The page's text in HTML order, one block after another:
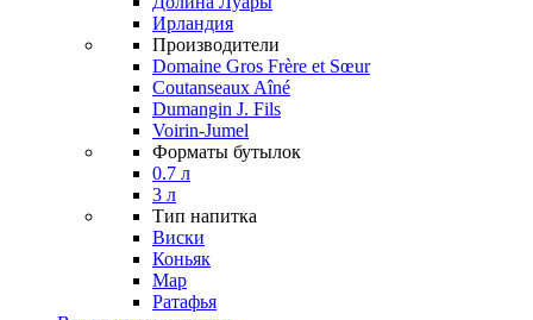
Ирландия
Производители
Domaine Gros Frère et Sœur
Coutanseaux Aîné
Dumangin J. Fils
Voirin-Jumel
Форматы бутылок
0.7 л
3 л
Тип напитка
Виски
Коньяк
Мар
Ратафья